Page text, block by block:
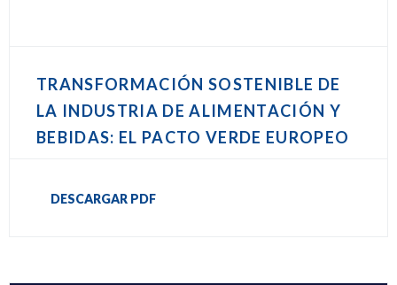
TRANSFORMACIÓN SOSTENIBLE DE
LA INDUSTRIA DE ALIMENTACIÓN Y
BEBIDAS: EL PACTO VERDE EUROPEO
DESCARGAR PDF